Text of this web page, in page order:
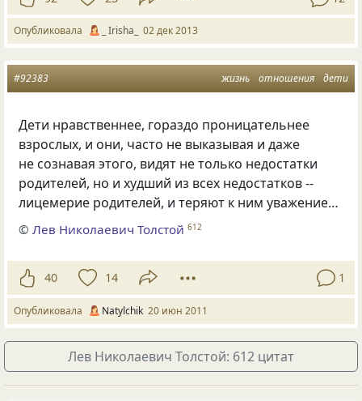
Опубликовала _ Irisha_ 02 дек 2013
жизнь отношения дети
#92383
Дети нравственнее, гораздо проницательнее
взрослых, и они, часто не выказывая и даже
не сознавая этого, видят не только недостатки
родителей, но и худший из всех недостатков --
лицемерие родителей, и теряют к ним уважение…
©Лев Николаевич Толстой 612
40 14 1
Опубликовала Natylchik 20 июн 2011
Лев Николаевич Толстой: 612 цитат